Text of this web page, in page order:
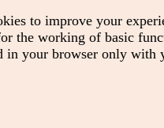
to improve your
the working of basic
in your browser only with